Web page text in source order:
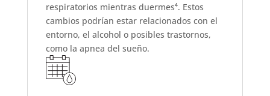
respiratorios mientras duermes⁴. Estos
cambios podrían estar relacionados con el
entorno, el alcohol o posibles trastornos,
como la apnea del sueño.